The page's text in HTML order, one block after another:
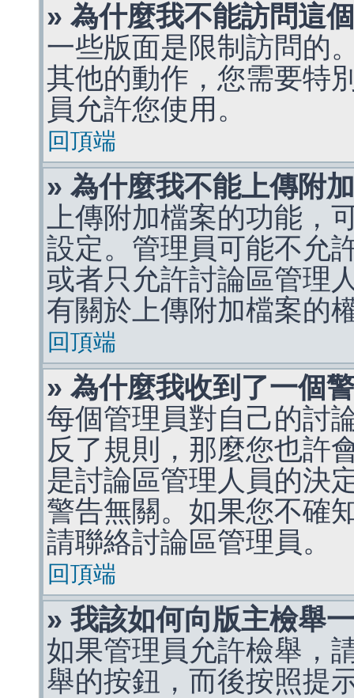
» 為什麼我不能訪問這
一些版面是限制訪問的
其他的動作，您需要特
員允許您使用。
回頂端
» 為什麼我不能上傳附
上傳附加檔案的功能，
設定。管理員可能不允
或者只允許討論區管理
有關於上傳附加檔案的
回頂端
» 為什麼我收到了一個
每個管理員對自己的討
反了規則，那麼您也許
是討論區管理人員的決
警告無關。如果您不確
請聯絡討論區管理員。
回頂端
» 我該如何向版主檢舉
如果管理員允許檢舉，
舉的按鈕，而後按照提